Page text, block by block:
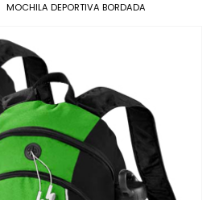
MOCHILA DEPORTIVA BORDADA